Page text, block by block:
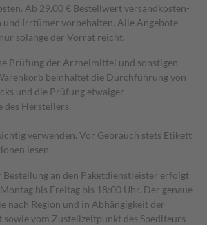
Ab 29,00 € Bestell­wert versand­kosten­
und Irrtümer vorbehalten. Alle Angebote
solange der Vorrat reicht.
Prüfung der Arzneimittel und sonstigen
beinhaltet die Durchführung von
und die Prüfung etwaiger
des Herstellers.
verwenden. Vor Gebrauch stets Etikett
lesen.
Bestellung an den Paketdienstleister erfolgt
bis Freitag bis 18:00 Uhr. Der genaue
nach Region und in Abhängigkeit der
vom Zustellzeitpunkt des Spediteurs